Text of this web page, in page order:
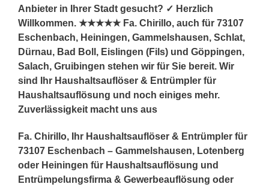
Anbieter in Ihrer Stadt gesucht? ✓ Herzlich
Willkommen. ★★★★★ Fa. Chirillo, auch für 73107
Eschenbach, Heiningen, Gammelshausen, Schlat,
Dürnau, Bad Boll, Eislingen (Fils) und Göppingen,
Salach, Gruibingen stehen wir für Sie bereit. Wir
sind Ihr Haushaltsauflöser & Entrümpler für
Haushaltsauflösung und noch einiges mehr.
Zuverlässigkeit macht uns aus
Fa. Chirillo, Ihr Haushaltsauflöser & Entrümpler für
73107 Eschenbach – Gammelshausen, Lotenberg
oder Heiningen für Haushaltsauflösung und
Entrümpelungsfirma & Gewerbeauflösung oder